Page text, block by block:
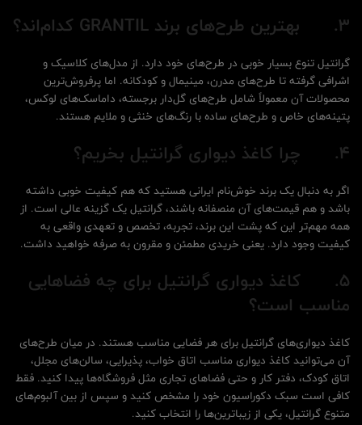
3. بهترین طرح‌های برند کدام‌اند؟
گرانتیل تنوع بسیار خوبی در طرح‌های خود دارد. از مدل‌های کلاسیک و
اشرافی گرفته تا طرح‌های مدرن، مینیمال و کودکانه. اما پرفروش‌ترین
محصولات آن معمولاً شامل طرح‌های گل‌دار برجسته، داماسک‌های لوکس،
پتینه‌های خاص و طرح‌های ساده با رنگ‌های خنثی و ملایم هستند.
4. چرا کاغذ دیواری گرانتیل بخریم؟
اگر به دنبال یک برند خوش‌نام ایرانی هستید که هم کیفیت خوبی داشته
باشد و هم قیمت‌های آن منصفانه باشند، گرانتیل یک گزینه عالی است. از
همه مهم‌تر این که پشت این برند، تجربه، تخصص و تعهدی واقعی به
کیفیت وجود دارد. یعنی خریدی مطمئن و مقرون به صرفه خواهید داشت.
5.
کاغذ دیواری گرانتیل برای چه فضاهایی
مناسب است؟
کاغذ دیواری‌های گرانتیل برای هر فضایی مناسب هستند. در میان طرح‌های
آن می‌توانید کاغذ دیواری مناسب اتاق خواب، پذیرایی، سالن‌های مجلل،
اتاق کودک، دفتر کار و حتی فضاهای تجاری مثل فروشگاه‌ها پیدا کنید. فقط
کافی است سبک دکوراسیون خود را مشخص کنید و سپس از بین آلبوم‌های
متنوع گرانتیل، یکی از زیباترین‌ها را انتخاب کنید.